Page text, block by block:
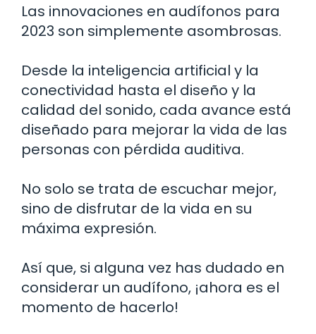
Las innovaciones en audífonos para
2023 son simplemente asombrosas.
Desde la inteligencia artificial y la
conectividad hasta el diseño y la
calidad del sonido, cada avance está
diseñado para mejorar la vida de las
personas con pérdida auditiva.
No solo se trata de escuchar mejor,
sino de disfrutar de la vida en su
máxima expresión.
Así que, si alguna vez has dudado en
considerar un audífono, ¡ahora es el
momento de hacerlo!